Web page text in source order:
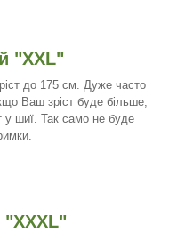
"XXL"
до 175 см. Дуже часто
Ваш зріст буде більше,
у шиї. Так само не буде
"XXXL"